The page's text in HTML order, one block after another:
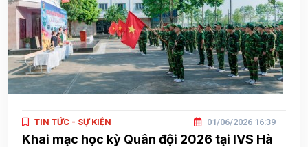
TIN TỨC - SỰ KIỆN 01/06/2026 16:39
Khai mạc học kỳ Quân đội 2026 tại IVS Hà